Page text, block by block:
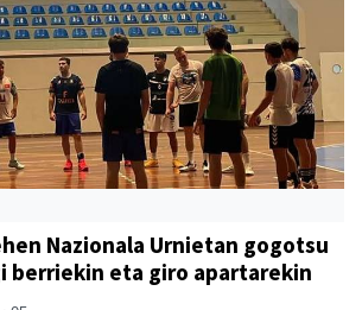
Nazionala Urnietan gogotsu
berriekin eta giro apartarekin